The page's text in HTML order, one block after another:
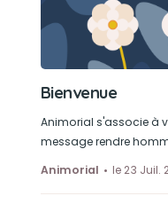
Bienvenue
Animorial s'associe à
message rendre
Animorial
le 23 Juil.